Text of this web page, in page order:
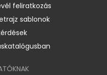
feliratkozás
sablonok